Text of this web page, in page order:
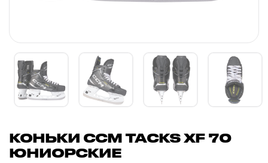
КОНЬКИ CCM TACKS XF 70
ЮНИОРСКИЕ